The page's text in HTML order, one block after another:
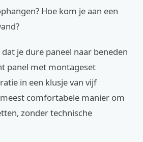
Hoe kom je aan een
je dure paneel naar beneden
panel met montageset
in een klusje van vijf
comfortabele manier om
zonder technische